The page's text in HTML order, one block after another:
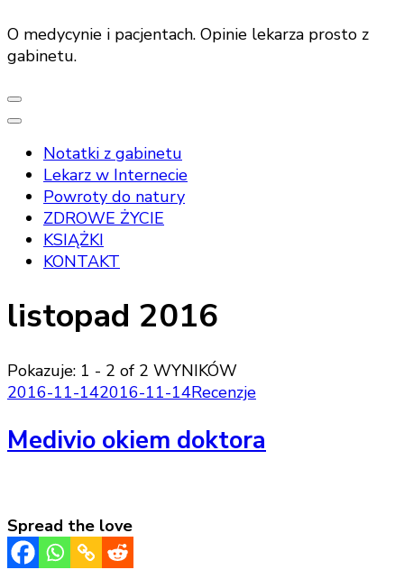
O medycynie i pacjentach. Opinie lekarza prosto z
gabinetu.
Notatki z gabinetu
Lekarz w Internecie
Powroty do natury
ZDROWE ŻYCIE
KSIĄŻKI
KONTAKT
listopad 2016
Pokazuje: 1 - 2 of 2 WYNIKÓW
2016-11-142016-11-14Recenzje
Medivio okiem doktora
Spread the love